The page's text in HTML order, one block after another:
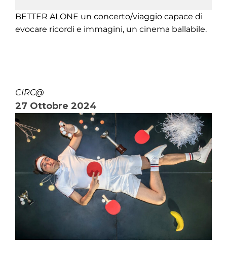
BETTER ALONE un concerto/viaggio capace di
evocare ricordi e immagini, un cinema ballabile.
CIRC@
27 Ottobre 2024